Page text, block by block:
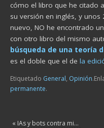
cómo el libro que he citado
su versión en inglés, y unos
nuevo, NO he encontrado
con otro libro del mismo
búsqueda de una teoría
es el doble que el dela
Etiquetado General, Opinión.
permanente.
« IAs y bots contra mi…